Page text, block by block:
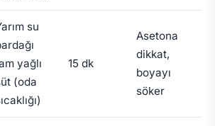
su
yağlı
(oda
15 dk
Asetona
dikkat,
boyayı
söker